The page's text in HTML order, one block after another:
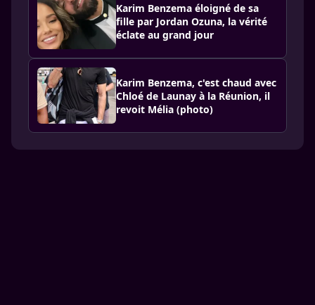
Karim Benzema éloigné de sa
fille par Jordan Ozuna, la vérité
éclate au grand jour
Karim Benzema, c'est chaud avec
Chloé de Launay à la Réunion, il
revoit Mélia (photo)